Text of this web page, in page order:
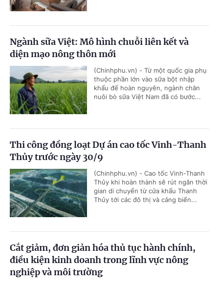
Ngành sữa Việt: Mô hình chuỗi liên kết và
diện mạo nông thôn mới
(Chinhphu.vn) - Từ một quốc gia phụ
thuộc phần lớn vào sữa bột nhập
khẩu để hoàn nguyên, ngành chăn
nuôi bò sữa Việt Nam đã có bước...
Thi công đồng loạt Dự án cao tốc Vinh-Thanh
Thủy trước ngày 30/9
(Chinhphu.vn) - Cao tốc Vinh-Thanh
Thủy khi hoàn thành sẽ rút ngắn thời
gian di chuyển từ cửa khẩu Thanh
Thủy tới các đô thị và cảng biển...
Cắt giảm, đơn giản hóa thủ tục hành chính,
điều kiện kinh doanh trong lĩnh vực nông
nghiệp và môi trường